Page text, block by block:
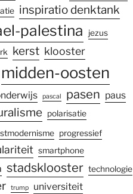
inspiratio denktank
palestina
jezus
kerst klooster
midden-oosten
pascal pasen paus
polarisatie
progressief
smartphone
stadsklooster technologie
trump universiteit